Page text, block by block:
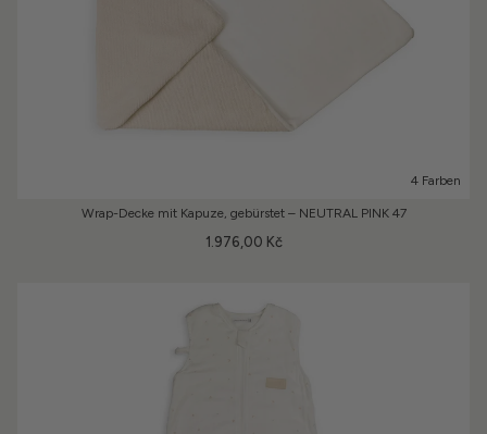
4 Farben
Wrap-Decke mit Kapuze, gebürstet – NEUTRAL PINK 47
1.976,00 Kč